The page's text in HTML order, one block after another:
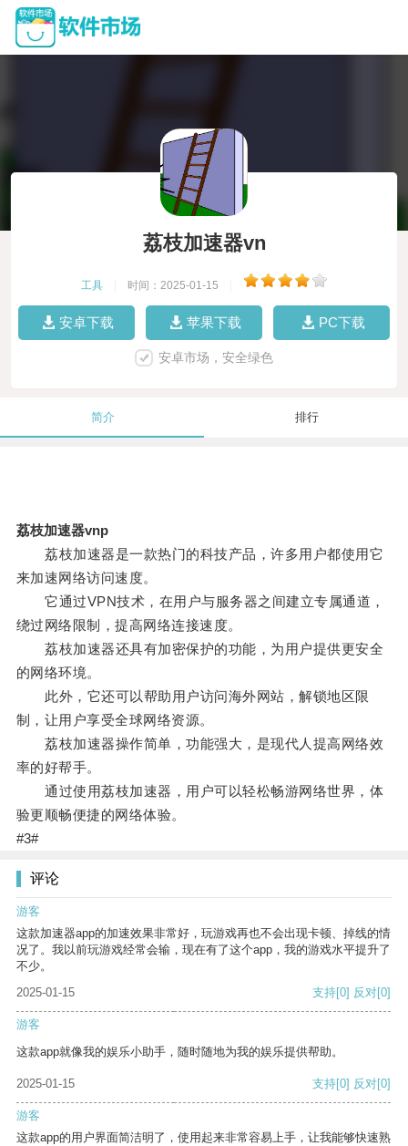
荔枝加速器vn
工具 时间：2025-01-15
安卓下载 苹果下载 PC下载
安卓市场，安全绿色
简介 排行
荔枝加速器vnp
荔枝加速器是一款热门的科技产品，许多用户都使用它
来加速网络访问速度。
它通过VPN技术，在用户与服务器之间建立专属通道，
绕过网络限制，提高网络连接速度。
荔枝加速器还具有加密保护的功能，为用户提供更安全
的网络环境。
此外，它还可以帮助用户访问海外网站，解锁地区限
制，让用户享受全球网络资源。
荔枝加速器操作简单，功能强大，是现代人提高网络效
率的好帮手。
通过使用荔枝加速器，用户可以轻松畅游网络世界，体
验更顺畅便捷的网络体验。
#3#
评论
游客
这款加速器app的加速效果非常好，玩游戏再也不会出现卡顿、掉线的情
况了。我以前玩游戏经常会输，现在有了这个app，我的游戏水平提升了
不少。
2025-01-15
支持[0] 反对[0]
游客
这款app就像我的娱乐小助手，随时随地为我的娱乐提供帮助。
2025-01-15 支持[0] 反对[0]
游客
这款app的用户界面简洁明了，使用起来非常容易上手，让我能够快速熟